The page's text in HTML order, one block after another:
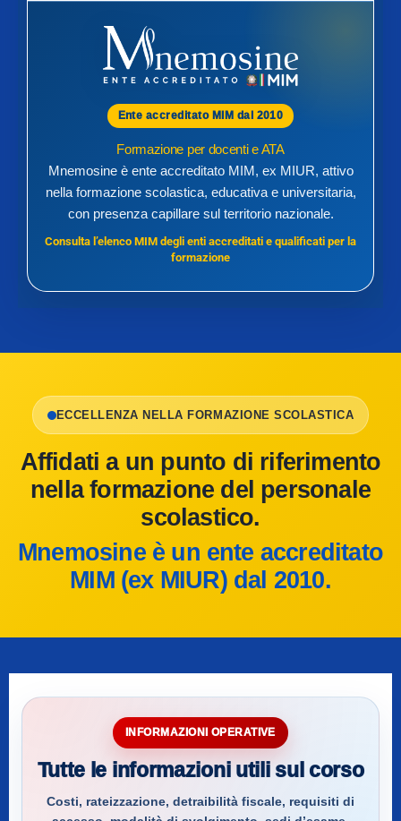
Ente accreditato MIM dal 2010
Formazione per docenti e ATA
Mnemosine è ente accreditato MIM, ex MIUR, attivo
nella formazione scolastica, educativa e universitaria,
con presenza capillare sul territorio nazionale.
Consulta l’elenco MIM degli enti accreditati e qualificati per la
formazione
ECCELLENZA NELLA FORMAZIONE SCOLASTICA
Affidati a un punto di riferimento
nella formazione del personale
scolastico.
Mnemosine è un ente accreditato
MIM (ex MIUR) dal 2010.
INFORMAZIONI OPERATIVE
Tutte le informazioni utili sul corso
Costi, rateizzazione, detraibilità fiscale, requisiti di